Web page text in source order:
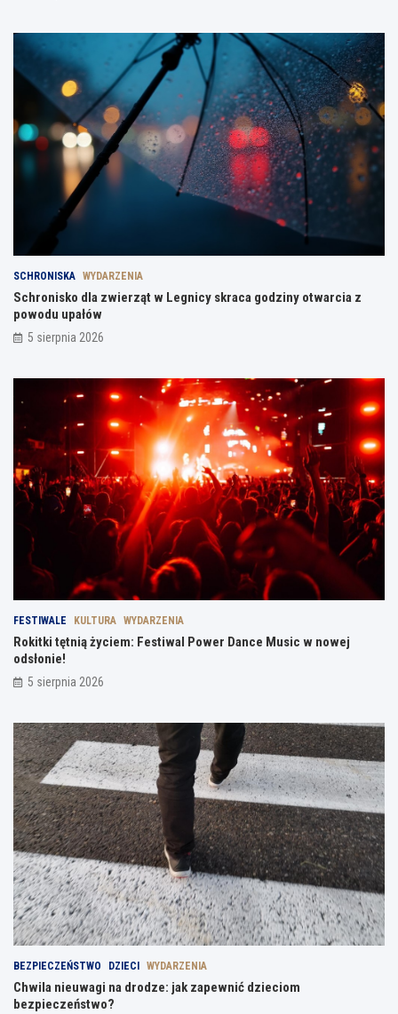
SCHRONISKA WYDARZENIA
Schronisko dla zwierząt w Legnicy skraca godziny otwarcia z
powodu upałów
5 sierpnia 2026
FESTIWALE KULTURA WYDARZENIA
Rokitki tętnią życiem: Festiwal Power Dance Music w nowej
odsłonie!
5 sierpnia 2026
BEZPIECZEŃSTWO DZIECI WYDARZENIA
Chwila nieuwagi na drodze: jak zapewnić dzieciom
bezpieczeństwo?